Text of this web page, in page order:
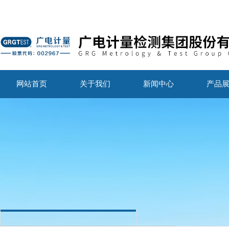
网站首页 关于我们 新闻中心 产品